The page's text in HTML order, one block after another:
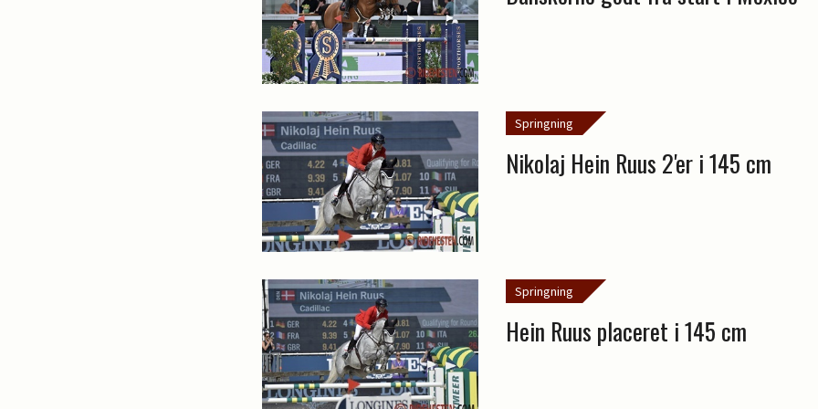
Springning
Nikolaj Hein Ruus 2'er i 145 cm
Springning
Hein Ruus placeret i 145 cm